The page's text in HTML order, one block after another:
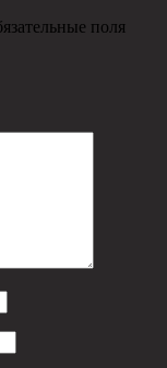
поля